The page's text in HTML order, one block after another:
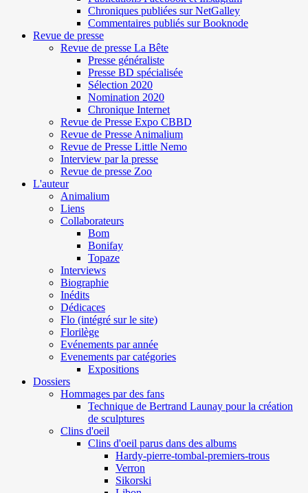
Chroniques publiées sur NetGalley
Commentaires publiés sur Booknode
Revue de presse
Revue de presse La Bête
Presse généraliste
Presse BD spécialisée
Sélection 2020
Nomination 2020
Chronique Internet
Revue de Presse Expo CBBD
Revue de Presse Animalium
Revue de Presse Little Nemo
Interview par la presse
Revue de presse Zoo
L'auteur
Animalium
Liens
Collaborateurs
Bom
Bonifay
Topaze
Interviews
Biographie
Inédits
Dédicaces
Flo (intégré sur le site)
Florilège
Evénements par année
Evenements par catégories
Expositions
Dossiers
Hommages par des fans
Technique de Bertrand Launay pour la création
de sculptures
Clins d'oeil
Clins d'oeil parus dans des albums
Hardy-pierre-tombal-premiers-trous
Verron
Sikorski